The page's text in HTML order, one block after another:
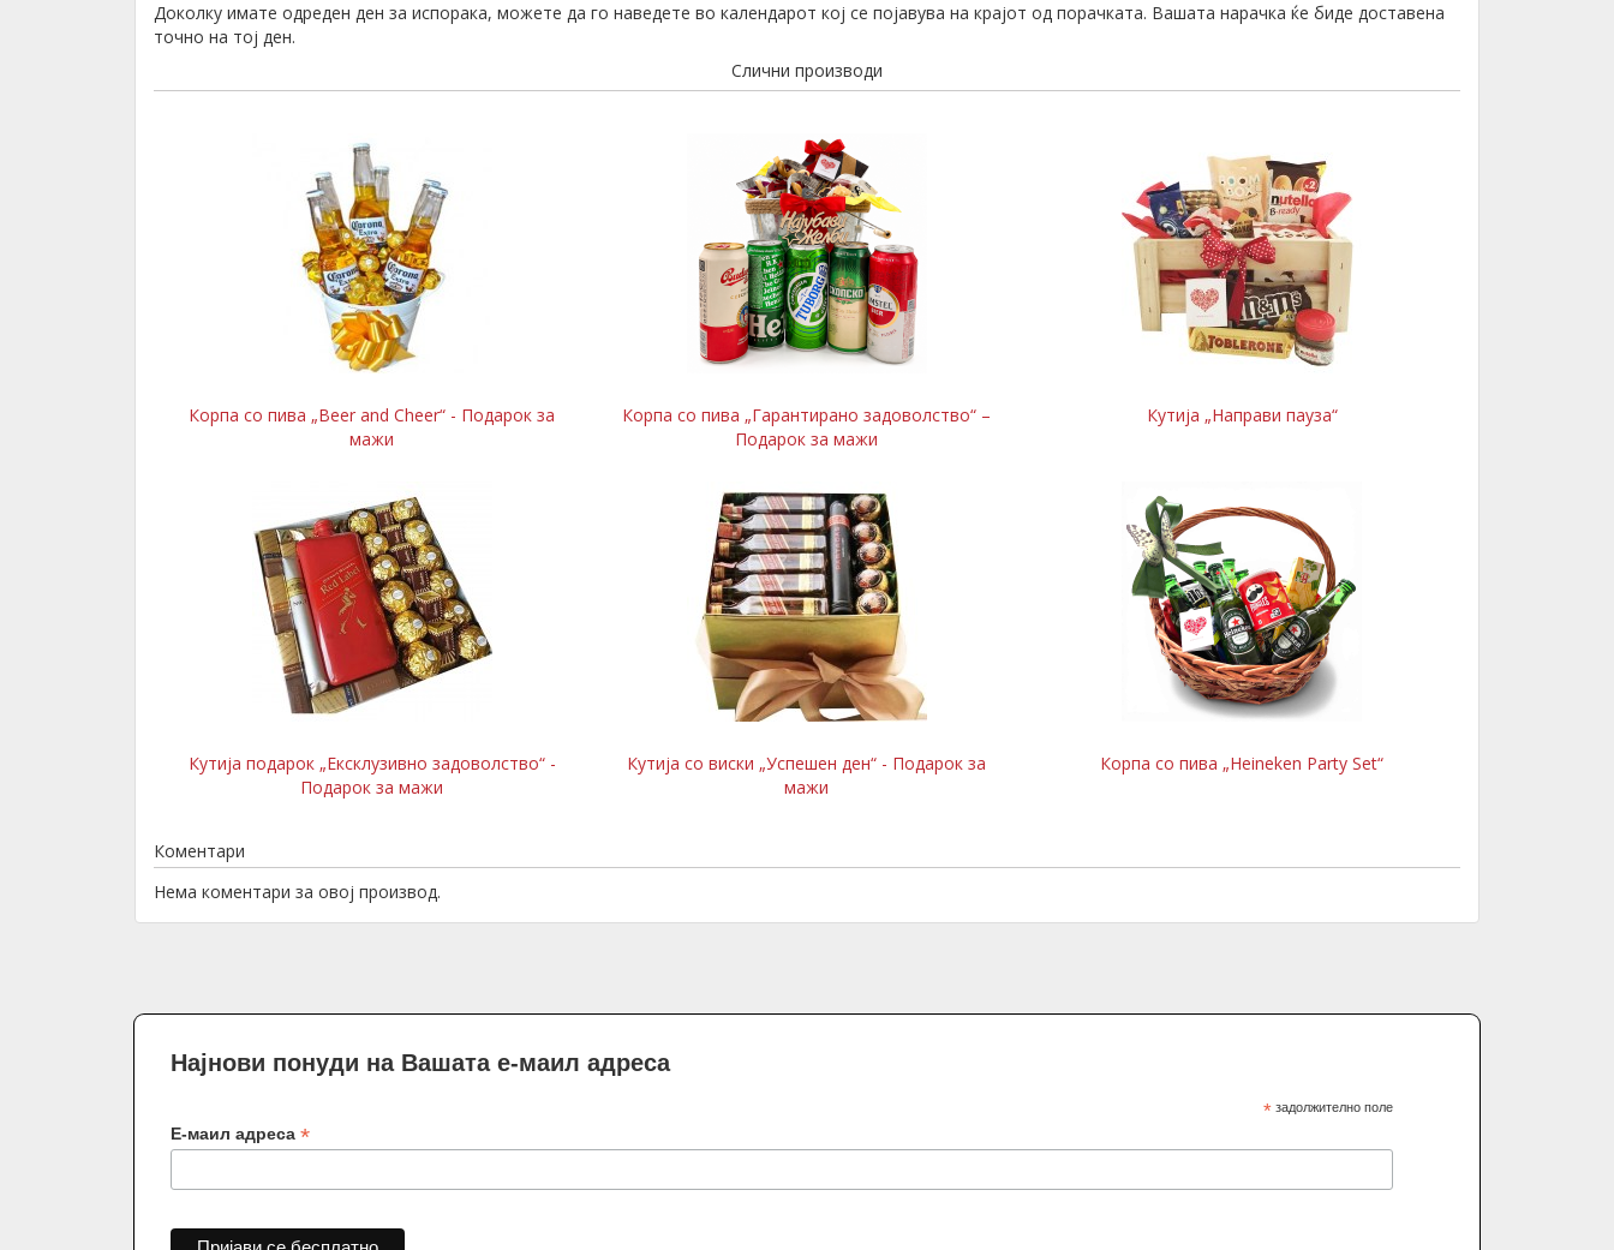
Доколку имате одреден ден за испорака, можете да го наведете во календарот кој се појавува на крајот од порачката. Вашата нарачка ќе биде доставена
точно на тој ден.
Слични производи
Корпа со пива „Beer and Cheer“ - Подарок за
мажи
Корпа со пива „Гарантирано задоволство“ –
Подарок за мажи
Кутија „Направи пауза“
Кутија подарок „Ексклузивно задоволство“ -
Подарок за мажи
Кутија со виски „Успешен ден“ - Подарок за
мажи
Корпа со пива „Heineken Party Set“
Коментари
Нема коментари за овој производ.
Најнови понуди на Вашата е-маил адреса
*задолжително поле
Е-маил адреса *